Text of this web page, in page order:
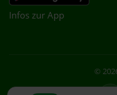
Infos zur App
©